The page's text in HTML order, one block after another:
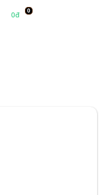
0
0đ